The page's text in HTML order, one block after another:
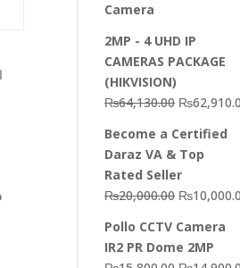
Camera
2MP - 4 UHD IP
CAMERAS PACKAGE
(HIKVISION)
₨64,130.00 Original
was:
₨
Become a Certified
Daraz VA & Top
Rated Seller
₨20,000.00 Original
was:
₨
Pollo CCTV Camera
IR2 PR Dome 2MP